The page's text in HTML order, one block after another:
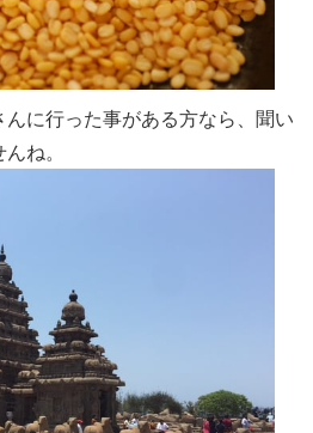
に行った事がある方なら、聞い
ね。